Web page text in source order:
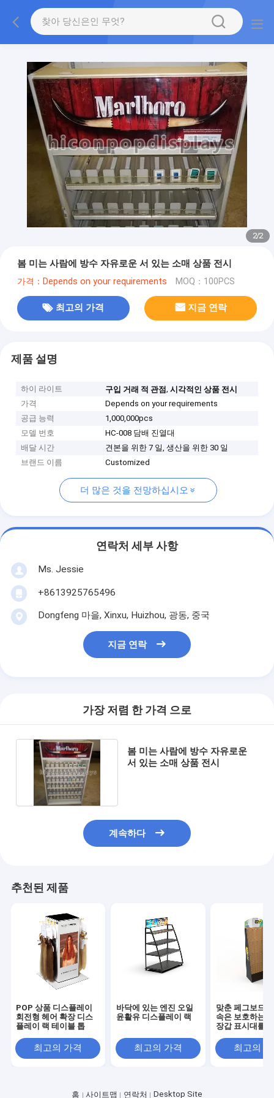
2/2
봄 미는 사람에 방수 자유로운 서 있는 소매 상품 전시
가격：Depends on your requirements MOQ：100PCS
최고의 가격 지금 연락
제품 설명
하이 라이트 구입 거래 적 관점,시각적인 상품 전시
가격
Depends on your requirements
공급 능력
1,000,000pcs
모델 번호
HC-008 담배 진열대
배달 시간
견본을 위한 7 일, 생산을 위한 30 일
브랜드 이름
Customized
더 많은 것을 전망하십시오
연락처 세부 사항
Ms. Jessie
+8613925765496
Dongfeng 마을, Xinxu, Huizhou, 광동, 중국
지금 연락
가장 저렴 한 가격 으로
봄 미는 사람에 방수 자유로운
서 있는 소매 상품 전시
계속하다
추천된 제품
POP 상품 디스플레이
회전형 헤어 확장 디스
플레이 랙 테이블 톱
최고의 가격
바닥에 있는 엔진 오일
윤활유 디스플레이 랙
최고의 가격
맞춘 페그보드
속은 보호하는
장갑 표시대를
최고의
홈 사이트맵 연락처 Desktop Site